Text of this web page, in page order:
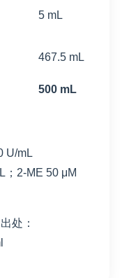
5 mL
467.5 mL
500 mL
U/mL
；2-ME 50 μM
处：